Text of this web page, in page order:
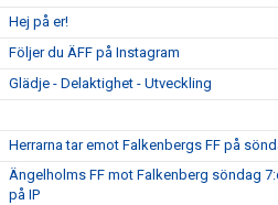
Hej på er!
Följer du ÄFF på Instagram
Glädje - Delaktighet - Utveckling
Herrarna tar emot Falkenbergs FF på
Ängelholms FF mot Falkenberg söndag
på IP